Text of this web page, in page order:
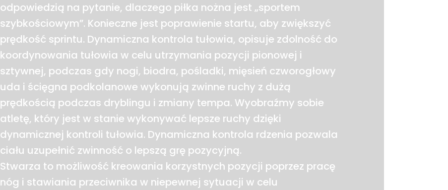
odpowiedzią na pytanie, dlaczego piłka nożna jest „sportem
szybkościowym”. Konieczne jest poprawienie startu, aby zwiększyć
prędkość sprintu. Dynamiczna kontrola tułowia, opisuje zdolność do
koordynowania tułowia w celu utrzymania pozycji pionowej i
sztywnej, podczas gdy nogi, biodra, pośladki, mięsień czworogłowy
uda i ścięgna podkolanowe wykonują zwinne ruchy z dużą
prędkością podczas dryblingu i zmiany tempa. Wyobraźmy sobie
atletę, który jest w stanie wykonywać lepsze ruchy dzięki
dynamicznej kontroli tułowia. Dynamiczna kontrola rdzenia pozwala
ciału uzupełnić zwinność o lepszą grę pozycyjną.
Stwarza to możliwość kreowania korzystnych pozycji poprzez pracę
nóg i stawiania przeciwnika w niepewnej sytuacji w celu